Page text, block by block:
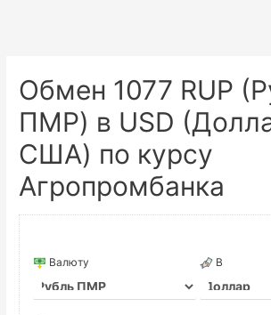
Обмен 1077 RUP
ПМР) в USD
США) по курсу
Агропромбанка
Валюту В